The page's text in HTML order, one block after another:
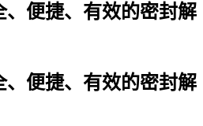
便捷、有效的密封解
便捷、有效的密封解